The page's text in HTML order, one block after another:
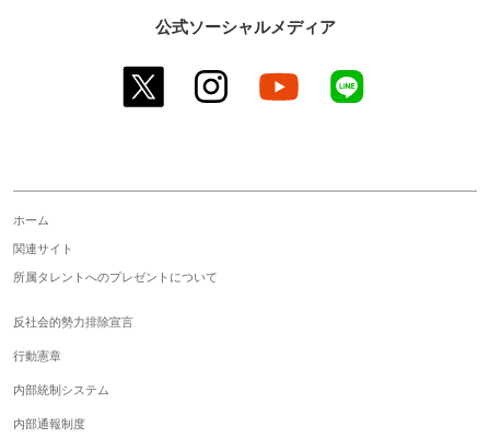
公式ソーシャルメディア
twitter instagram youtube
ホーム
関連サイト
所属タレントへのプレゼントについて
反社会的勢力排除宣言
行動憲章
内部統制システム
内部通報制度